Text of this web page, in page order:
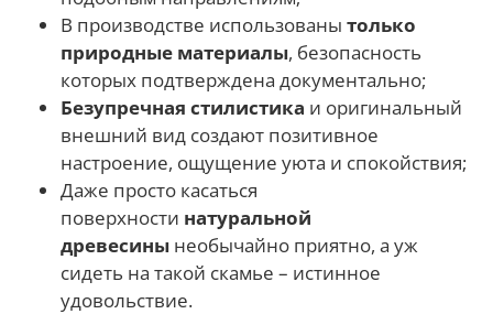
В производстве использованы только
природные материалы, безопасность
которых подтверждена документально;
Безупречная стилистика и оригинальный
внешний вид создают позитивное
настроение, ощущение уюта и спокойствия;
Даже просто касаться
поверхности натуральной
древесины необычайно приятно, а уж
сидеть на такой скамье – истинное
удовольствие.